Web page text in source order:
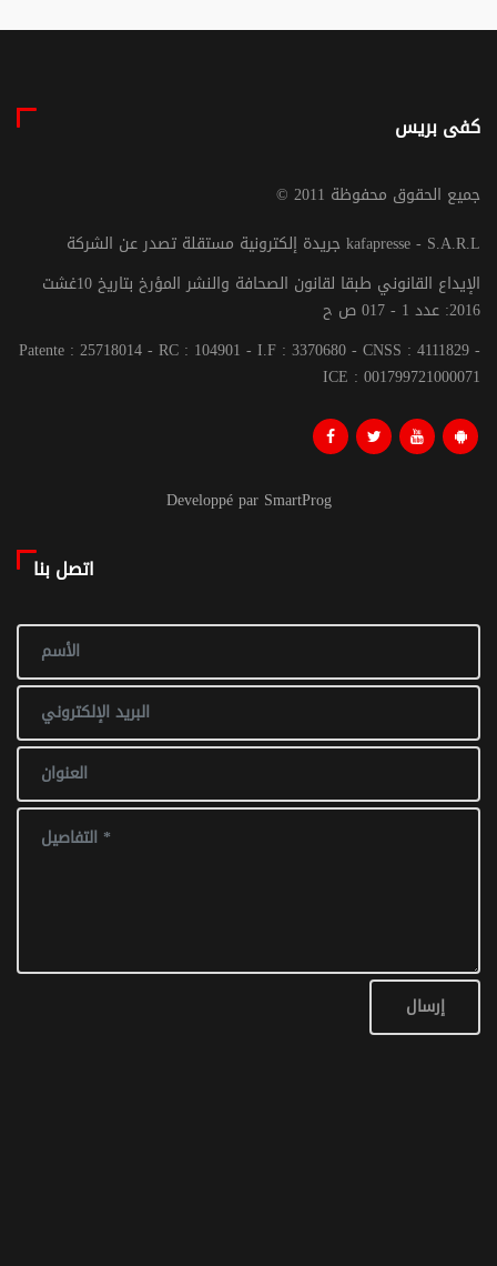
كفى بريس
© جميع الحقوق محفوظة 2011
جريدة إلكترونية مستقلة تصدر عن الشركة kafapresse - S.A.R.L
الإيداع القانوني طبقا لقانون الصحافة والنشر المؤرخ بتاريخ 10غشت
2016: عدد 1 - 017 ص ح
Patente : 25718014 - RC : 104901 - I.F : 3370680 - CNSS : 4111829 -
ICE : 001799721000071
Developpé par SmartProg
اتصل بنا